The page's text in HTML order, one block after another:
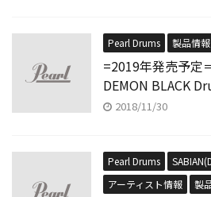
Pearl Drums 製品情報
=2019年発売予定
DEMON BLACK
2018/11/30
Pearl Drums
アーティスト情報
製